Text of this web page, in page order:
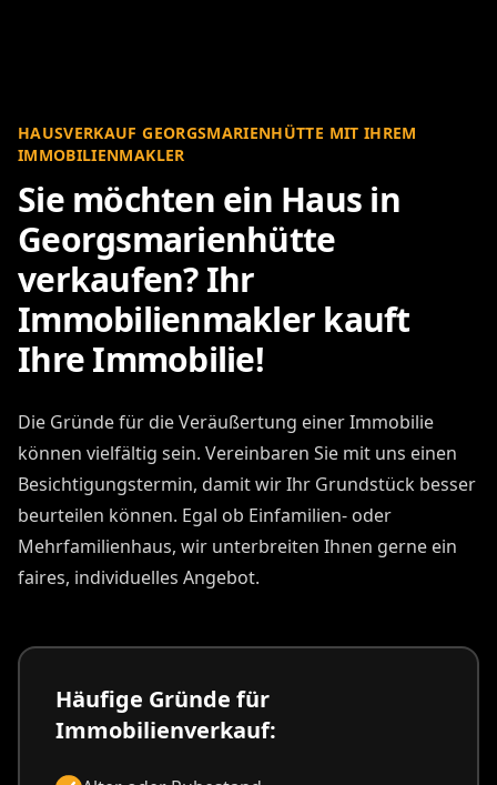
HAUSVERKAUF GEORGSMARIENHÜTTE MIT IHREM
IMMOBILIENMAKLER
Sie möchten ein Haus in
Georgsmarienhütte
verkaufen? Ihr
Immobilienmakler kauft
Ihre Immobilie!
Die Gründe für die Veräußertung einer Immobilie
können vielfältig sein. Vereinbaren Sie mit uns einen
Besichtigungstermin, damit wir Ihr Grundstück besser
beurteilen können. Egal ob Einfamilien- oder
Mehrfamilienhaus, wir unterbreiten Ihnen gerne ein
faires, individuelles Angebot.
Häufige Gründe für
Immobilienverkauf: